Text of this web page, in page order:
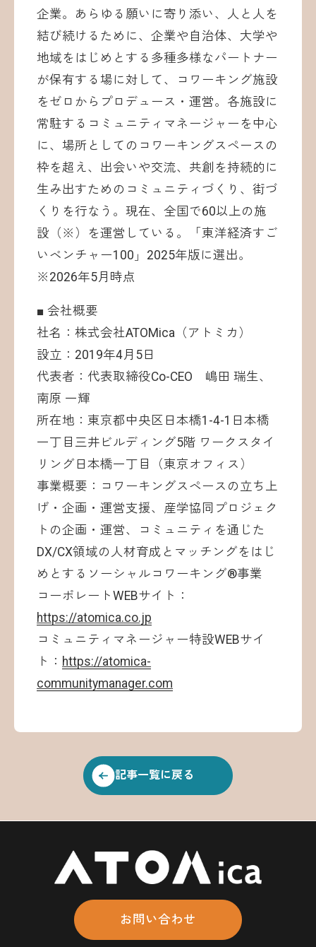
企業。あらゆる願いに寄り添い、人と人を
結び続けるために、企業や自治体、大学や
地域をはじめとする多種多様なパートナー
が保有する場に対して、コワーキング施設
をゼロからプロデュース・運営。各施設に
常駐するコミュニティマネージャーを中心
に、場所としてのコワーキングスペースの
枠を超え、出会いや交流、共創を持続的に
生み出すためのコミュニティづくり、街づ
くりを行なう。現在、全国で60以上の施
設（※）を運営している。「東洋経済すご
いベンチャー100」2025年版に選出。
※2026年5月時点
■ 会社概要
社名：株式会社ATOMica（アトミカ）
設立：2019年4月5日
代表者：代表取締役Co-CEO 嶋田 瑞生、
南原 一輝
所在地：東京都中央区日本橋1-4-1日本橋
一丁目三井ビルディング5階 ワークスタイ
リング日本橋一丁目（東京オフィス）
事業概要：コワーキングスペースの立ち上
げ・企画・運営支援、産学協同プロジェク
トの企画・運営、コミュニティを通じた
DX/CX領域の人材育成とマッチングをはじ
めとするソーシャルコワーキング®事業
コーポレートWEBサイト：
https://atomica.co.jp
コミュニティマネージャー特設WEBサイ
ト： https://atomica-
communitymanager.com
記事一覧に戻る
お問い合わせ